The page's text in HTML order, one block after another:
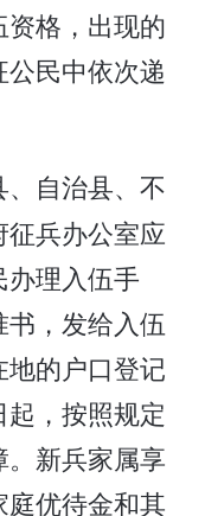
格，出现的
民中依次递
自治县、不
兵办公室应
理入伍手
，发给入伍
的户口登记
，按照规定
新兵家属享
优待金和其